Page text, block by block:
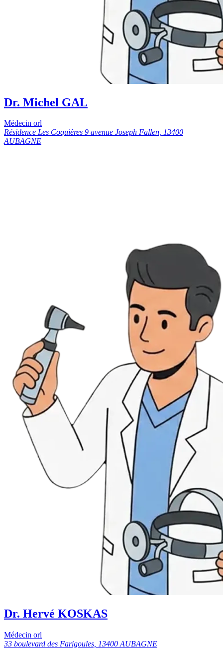
Dr. Michel GAL
Médecin orl
Résidence Les Coquières 9 avenue Joseph Fallen, 13400
AUBAGNE
Dr. Hervé KOSKAS
Médecin orl
33 boulevard des Farigoules, 13400 AUBAGNE